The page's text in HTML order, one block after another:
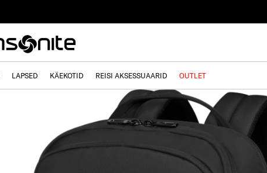
LAPSED KÄEKOTID REISI AKSESSUAARID OUTLET